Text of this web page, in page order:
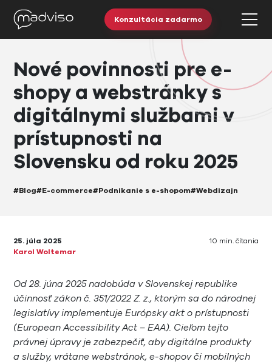
Konzultácia zadarmo
Nové povinnosti pre e-
shopy a webstránky s
digitálnymi službami v
prístupnosti na
Slovensku od roku 2025
#Blog#E-commerce#Podnikanie s e-shopom#Webdizajn
25. júla 2025
Karol Woltemar
10 min. čítania
Od 28. júna 2025 nadobúda v Slovenskej republike
účinnosť zákon č. 351/2022 Z. z., ktorým sa do národnej
legislatívy implementuje Európsky akt o prístupnosti
(European Accessibility Act – EAA). Cieľom tejto
právnej úpravy je zabezpečiť, aby digitálne produkty
a služby, vrátane webstránok, e-shopov či mobilných